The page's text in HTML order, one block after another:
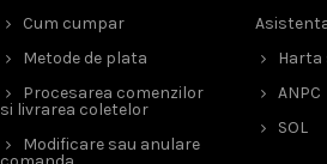
Cum cumpar
Metode de plata
Procesarea comenzilor
si livrarea coletelor
Modificare sau anulare
Harta
ANPC
SOL